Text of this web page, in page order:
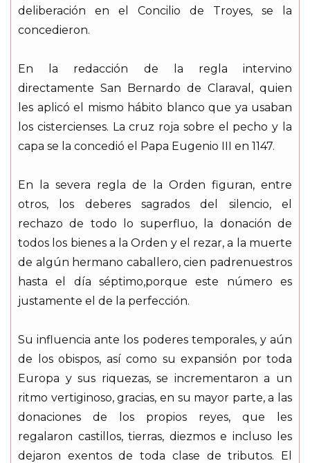
deliberación en el Concilio de Troyes, se la
concedieron.
En la redacción de la regla intervino
directamente San Bernardo de Claraval, quien
les aplicó el mismo hábito blanco que ya usaban
los cistercienses. La cruz roja sobre el pecho y la
capa se la concedió el Papa Eugenio III en 1147.
En la severa regla de la Orden figuran, entre
otros, los deberes sagrados del silencio, el
rechazo de todo lo superfluo, la donación de
todos los bienes a la Orden y el rezar, a la muerte
de algún hermano caballero, cien padrenuestros
hasta el día séptimo,porque este número es
justamente el de la perfección.
Su influencia ante los poderes temporales, y aún
de los obispos, así como su expansión por toda
Europa y sus riquezas, se incrementaron a un
ritmo vertiginoso, gracias, en su mayor parte, a las
donaciones de los propios reyes, que les
regalaron castillos, tierras, diezmos e incluso les
dejaron exentos de toda clase de tributos. El